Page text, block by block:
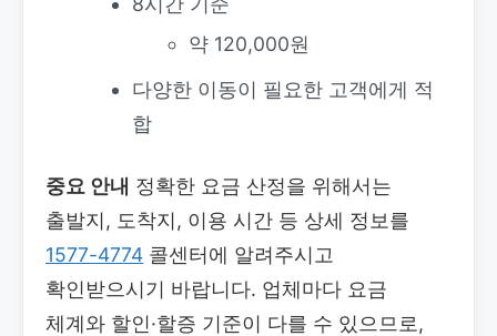
약 120,000원
다양한 이동이 필요한 고객에게 적
합
중요 안내 정확한 요금 산정을 위해서는
출발지, 도착지, 이용 시간 등 상세 정보를
1577-4774 콜센터에 알려주시고
확인받으시기 바랍니다. 업체마다 요금
체계와 할인·할증 기준이 다를 수 있으므로,